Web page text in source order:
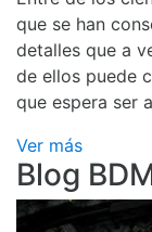
que se han
detalles que a
de ellos puede
que espera ser
Ver más
Blog